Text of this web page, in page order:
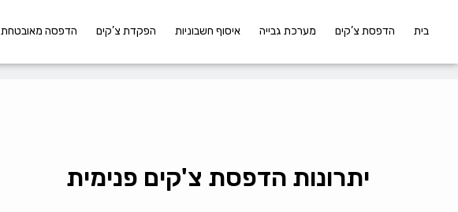
בית הדפסת צ’קים מערכת גבייה איסוף חשבוניות הפקדת צ’קים הדפסה מאובטחת
יתרונות הדפסת צ'קים פנימית